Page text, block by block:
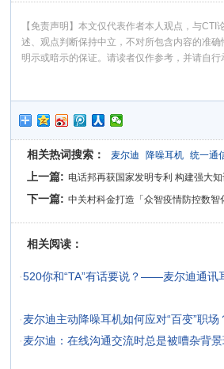
【免责声明】本文仅代表作者本人观点，与CTI
述、观点判断保持中立，不对所包含内容的准
明示或暗示的保证。请读者仅作参考，并请自行
相关热词搜索： 麦尔迪 降噪耳机 统一通
上一篇: 电话邦再获国家发明专利 构建强大
下一篇: 中关村科金打造「众智疫情防控数智
相关阅读：
·520你和“TA”有话要说？——麦尔迪通讯
·麦尔迪主动降噪耳机如何应对“百变”职场
·麦尔迪：在线沟通交流时总是被嘈杂背